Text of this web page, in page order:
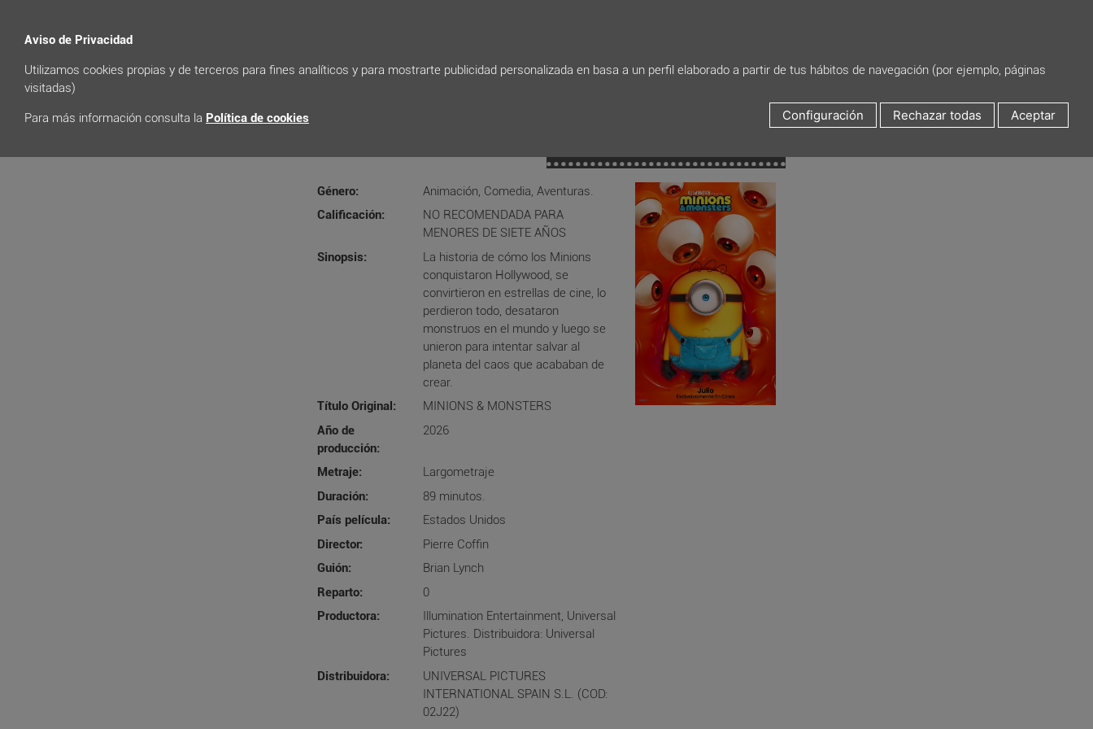
Aviso de Privacidad
Utilizamos cookies propias y de terceros para fines analíticos y para mostrarte publicidad personalizada en basa a un perfil elaborado a partir de tus hábitos de navegación (por ejemplo, páginas
visitadas)
Para más información consulta la Política de cookies Configuración Rechazar todas Aceptar
Género:
Animación, Comedia, Aventuras.
Calificación:
NO RECOMENDADA PARA
MENORES DE SIETE AÑOS
Sinopsis:
La historia de cómo los Minions
conquistaron Hollywood, se
convirtieron en estrellas de cine, lo
perdieron todo, desataron
monstruos en el mundo y luego se
unieron para intentar salvar al
planeta del caos que acababan de
crear.
Título Original:
MINIONS & MONSTERS
Año de
producción:
2026
Metraje:
Largometraje
Duración:
89 minutos.
País película:
Estados Unidos
Director:
Pierre Coffin
Guión:
Brian Lynch
Reparto:
0
Productora:
Illumination Entertainment, Universal
Pictures. Distribuidora: Universal
Pictures
Distribuidora:
UNIVERSAL PICTURES
INTERNATIONAL SPAIN S.L. (COD:
02J22)